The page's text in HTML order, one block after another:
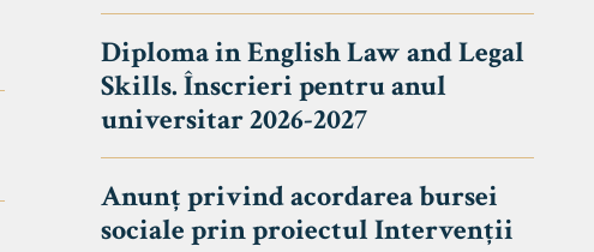
Diploma in English Law and Legal
Skills. Înscrieri pentru anul
universitar 2026-2027
Anunț privind acordarea bursei
sociale prin proiectul Intervenții